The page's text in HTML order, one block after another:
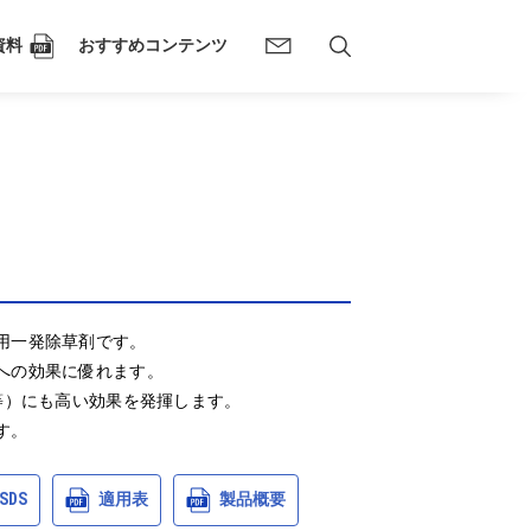
料 おすすめコンテンツ
発除草剤です。
効果に優れます。
にも高い効果を発揮します。
SDS 適用表 製品概要